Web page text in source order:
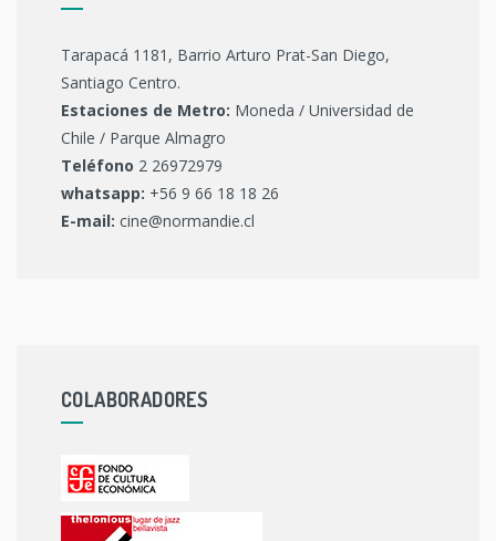
Tarapacá 1181, Barrio Arturo Prat-San Diego,
Santiago Centro.
Estaciones de Metro: Moneda / Universidad de
Chile / Parque Almagro
Teléfono 2 26972979
whatsapp: +56 9 66 18 18 26
E-mail: cine@normandie.cl
COLABORADORES